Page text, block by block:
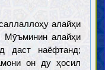
алайҳи
алайҳи
даст наёфтанд;
он ду ҳосил